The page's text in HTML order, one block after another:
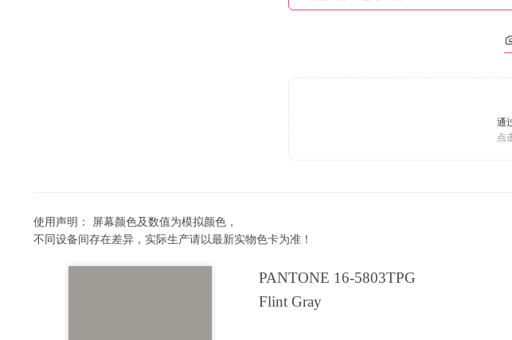
通
点
使用声明： 屏幕颜色及数值为模拟颜色，
不同设备间存在差异，实际生产请以最新实物色卡为准！
PANTONE 16-5803TPG
Flint Gray